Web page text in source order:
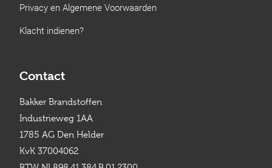
Privacy en Algemene Voorwaarden
Klacht indienen?
Contact
Bakker Brandstoffen
Industrieweg 1AA
1785 AG Den Helder
KvK 37004062